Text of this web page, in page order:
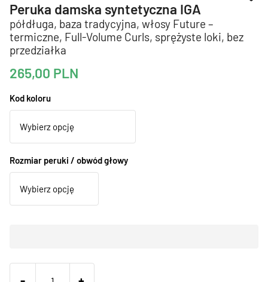
Peruka damska syntetyczna IGA
półdługa, baza tradycyjna, włosy Future –
termiczne, Full-Volume Curls, sprężyste loki, bez
przedziałka
265,00 PLN
Kod koloru
Rozmiar peruki / obwód głowy